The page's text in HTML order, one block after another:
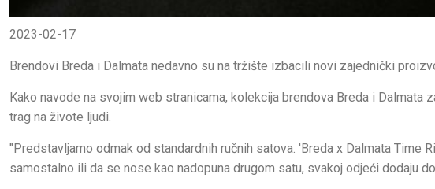
2023-02-17
Brendovi Breda i Dalmata nedavno su na tržište izbacili novi zajednički
Kako navode na svojim web stranicama, kolekcija brendova Breda i Dalmata
trag na živote ljudi.
"Predstavljamo odmak od standardnih ručnih satova. 'Breda x Dalmata Time
samostalno ili da se nose kao nadopuna drugom satu, svakoj odjeći dodaju